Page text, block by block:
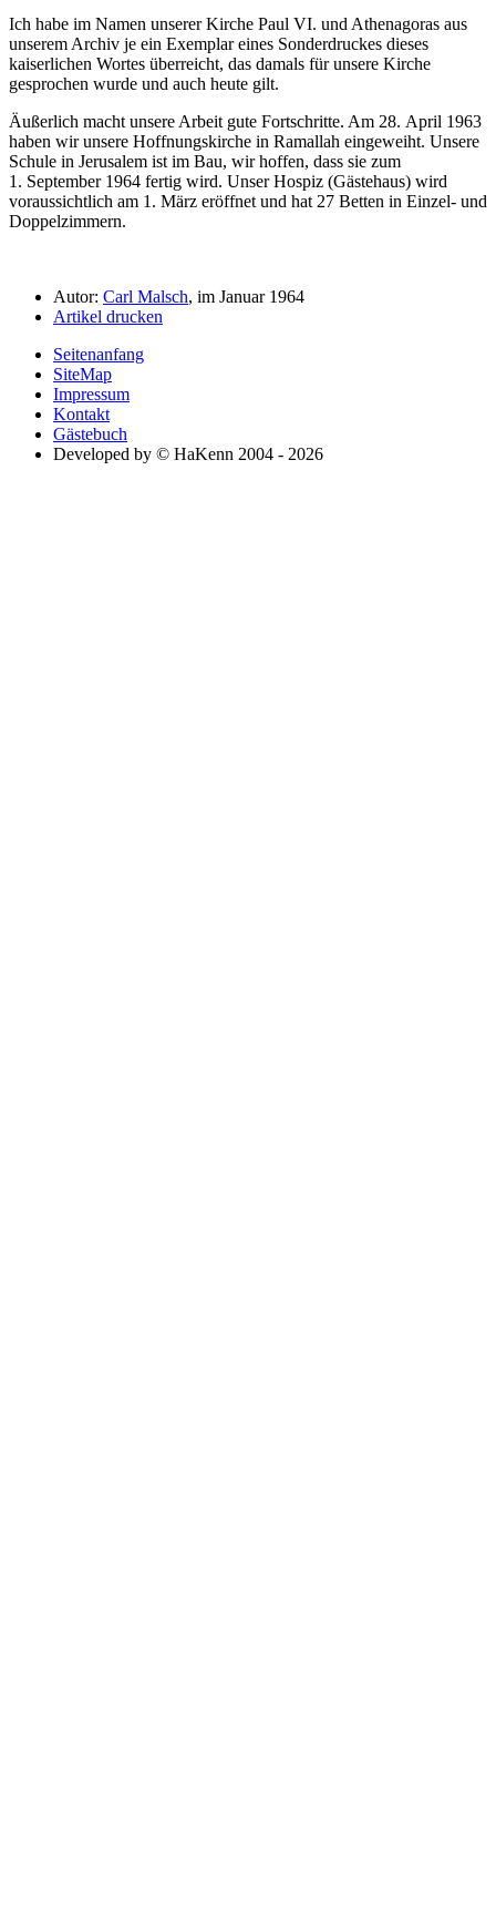
Ich habe im Namen unserer Kirche Paul VI. und Athenagoras aus
unserem Archiv je ein Exemplar eines Sonderdruckes dieses
kaiserlichen Wortes überreicht, das damals für unsere Kirche
gesprochen wurde und auch heute gilt.
Äußerlich macht unsere Arbeit gute Fortschritte. Am 28. April 1963
haben wir unsere Hoffnungskirche in Ramallah eingeweiht. Unsere
Schule in Jerusalem ist im Bau, wir hoffen, dass sie zum
1. September 1964 fertig wird. Unser Hospiz (Gästehaus) wird
voraussichtlich am 1. März eröffnet und hat 27 Betten in Einzel- und
Doppelzimmern.
Autor: Carl Malsch, im Januar 1964
Artikel drucken
Seitenanfang
SiteMap
Impressum
Kontakt
Gästebuch
Developed by © HaKenn 2004 - 2026